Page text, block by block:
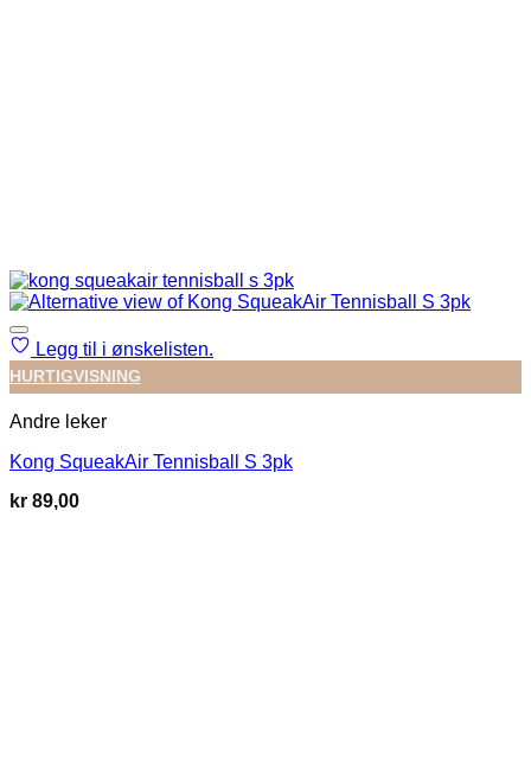
Legg til i ønskelisten.
HURTIGVISNING
Andre leker
Kong SqueakAir Tennisball S 3pk
kr 89,00